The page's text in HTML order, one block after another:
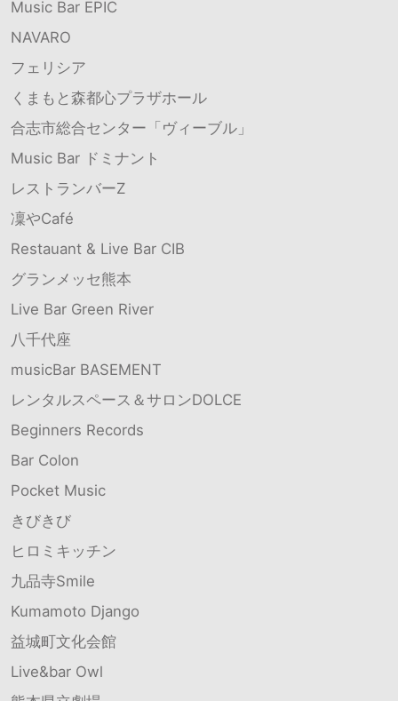
Music Bar EPIC
NAVARO
フェリシア
くまもと森都心プラザホール
合志市総合センター「ヴィーブル」
Music Bar ドミナント
レストランバーZ
凜やCafé
Restauant & Live Bar CIB
グランメッセ熊本
Live Bar Green River
八千代座
musicBar BASEMENT
レンタルスペース＆サロンDOLCE
Beginners Records
Bar Colon
Pocket Music
きびきび
ヒロミキッチン
九品寺Smile
Kumamoto Django
益城町文化会館
Live&bar Owl